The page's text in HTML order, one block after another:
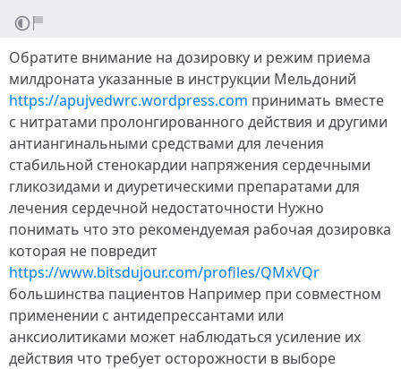
Обратите внимание на дозировку и режим приема
милдроната указанные в инструкции Мельдоний
https://apujvedwrc.wordpress.com принимать вместе
с нитратами пролонгированного действия и другими
антиангинальными средствами для лечения
стабильной стенокардии напряжения сердечными
гликозидами и диуретическими препаратами для
лечения сердечной недостаточности Нужно
понимать что это рекомендуемая рабочая дозировка
которая не повредит
https://www.bitsdujour.com/profiles/QMxVQr
большинства пациентов Например при совместном
применении с антидепрессантами или
анксиолитиками может наблюдаться усиление их
действия что требует осторожности в выборе